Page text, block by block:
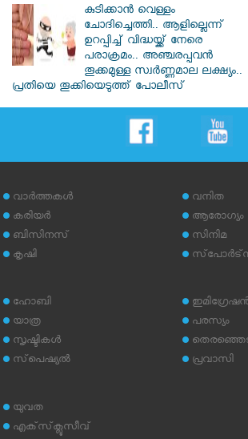
കുടിക്കാൻ വെള്ളം
ചോദിച്ചെത്തി.. ആളില്ലെന്ന്
ഉറപ്പിച്ച് വിദ്ധയ്ക്ക് നേരെ
പരാക്രമം.. അഞ്ചരപ്പവൻ
തൂക്കമുള്ള സ്വർണ്ണമാല ലക്ഷ്യം..
പ്രതിയെ തൂക്കിയെടുത്ത് പോലീസ്
വാര്‍ത്തകള്‍
കരിയര്‍
ബിസിനസ്
കൃഷി
വനിത
ആരോഗ്യം
സിനിമ
ഹോബി
യാത്ര
സൃഷ്ടികള്‍
സ്‌പെഷ്യല്‍
പരസ്യം
പ്രവാസി
യുവത
എക്‌സ്‌ക്ലൂസീവ്